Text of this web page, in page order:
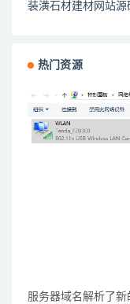
装潢石材建材网站源
热门资源
服务器域名解析了